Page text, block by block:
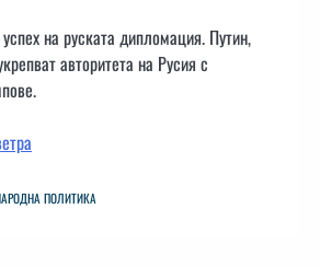
на руската дипломация. Путин,
авторитета на Русия с
ПОЛИТИКА